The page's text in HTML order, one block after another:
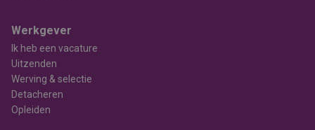
Werkgever
Ik heb een vacature
Uitzenden
Werving & selectie
Detacheren
Opleiden